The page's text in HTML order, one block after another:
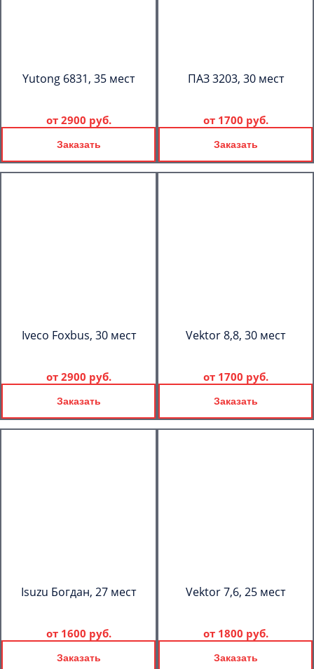
Yutong 6831, 35 мест
от 2900 руб.
Заказать
ПАЗ 3203, 30 мест
от 1700 руб.
Заказать
Iveco Foxbus, 30 мест
от 2900 руб.
Заказать
Vektor 8,8, 30 мест
от 1700 руб.
Заказать
Isuzu Богдан, 27 мест
от 1600 руб.
Заказать
Vektor 7,6, 25 мест
от 1800 руб.
Заказать